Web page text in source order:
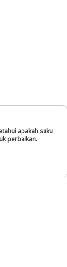
apakah suku
perbaikan.